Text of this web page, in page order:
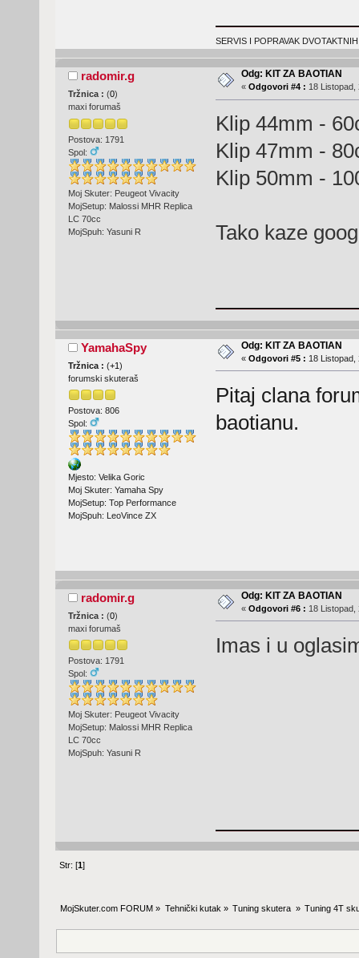
SERVIS I POPRAVAK
radomir.g
Tržnica : (0)
maxi forumaš
Postova: 1791
Spol:
Moj Skuter: Peugeot Vivacity
MojSetup: Malossi MHR Replica
LC 70cc
MojSpuh: Yasuni R
Odg: KIT ZA BAOTIAN
« Odgovori #4 : 18 Listopad,
Klip 44mm -
Klip 47mm -
Klip 50mm -
Tako kaze
YamahaSpy
Tržnica : (+1)
forumski skuteraš
Postova: 806
Spol:
Mjesto: Velika Goric
Moj Skuter: Yamaha Spy
MojSetup: Top Performance
MojSpuh: LeoVince ZX
Odg: KIT ZA BAOTIAN
« Odgovori #5 : 18 Listopad,
Pitaj clana
baotianu.
radomir.g
Tržnica : (0)
maxi forumaš
Postova: 1791
Spol:
Moj Skuter: Peugeot Vivacity
MojSetup: Malossi MHR Replica
LC 70cc
MojSpuh: Yasuni R
Odg: KIT ZA BAOTIAN
« Odgovori #6 : 18 Listopad,
Imas i u
Str: [1]
MojSkuter.com FORUM » Tehnički kutak » Tuning skutera » Tuning 4T